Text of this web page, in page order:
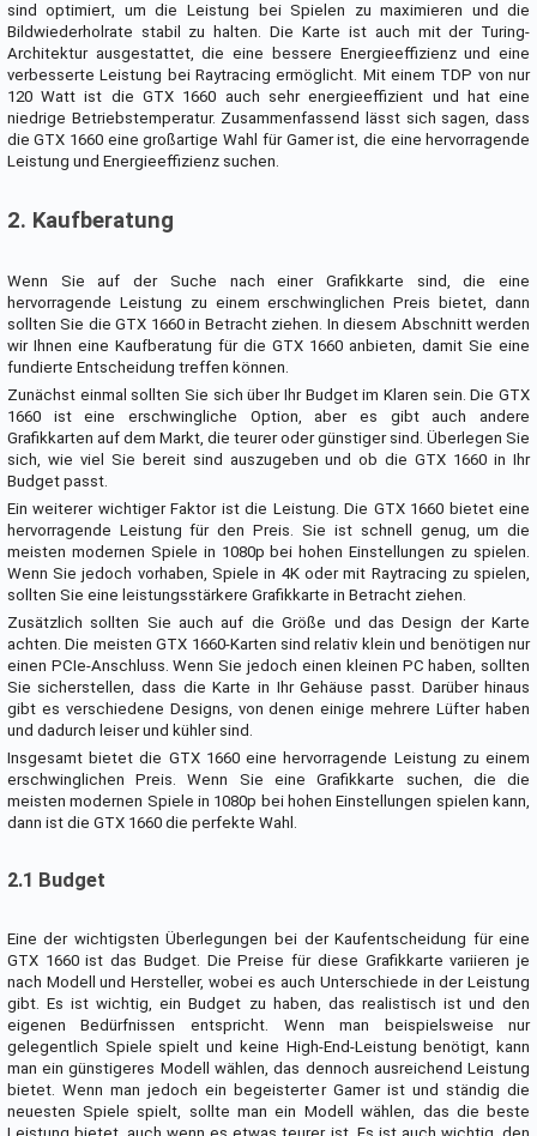
sind optimiert, um die Leistung bei Spielen zu maximieren und die
Bildwiederholrate stabil zu halten. Die Karte ist auch mit der Turing-
Architektur ausgestattet, die eine bessere Energieeffizienz und eine
verbesserte Leistung bei Raytracing ermöglicht. Mit einem TDP von nur
120 Watt ist die GTX 1660 auch sehr energieeffizient und hat eine
niedrige Betriebstemperatur. Zusammenfassend lässt sich sagen, dass
die GTX 1660 eine großartige Wahl für Gamer ist, die eine hervorragende
Leistung und Energieeffizienz suchen.
2. Kaufberatung
Wenn Sie auf der Suche nach einer Grafikkarte sind, die eine
hervorragende Leistung zu einem erschwinglichen Preis bietet, dann
sollten Sie die GTX 1660 in Betracht ziehen. In diesem Abschnitt werden
wir Ihnen eine Kaufberatung für die GTX 1660 anbieten, damit Sie eine
fundierte Entscheidung treffen können.
Zunächst einmal sollten Sie sich über Ihr Budget im Klaren sein. Die GTX
1660 ist eine erschwingliche Option, aber es gibt auch andere
Grafikkarten auf dem Markt, die teurer oder günstiger sind. Überlegen Sie
sich, wie viel Sie bereit sind auszugeben und ob die GTX 1660 in Ihr
Budget passt.
Ein weiterer wichtiger Faktor ist die Leistung. Die GTX 1660 bietet eine
hervorragende Leistung für den Preis. Sie ist schnell genug, um die
meisten modernen Spiele in 1080p bei hohen Einstellungen zu spielen.
Wenn Sie jedoch vorhaben, Spiele in 4K oder mit Raytracing zu spielen,
sollten Sie eine leistungsstärkere Grafikkarte in Betracht ziehen.
Zusätzlich sollten Sie auch auf die Größe und das Design der Karte
achten. Die meisten GTX 1660-Karten sind relativ klein und benötigen nur
einen PCIe-Anschluss. Wenn Sie jedoch einen kleinen PC haben, sollten
Sie sicherstellen, dass die Karte in Ihr Gehäuse passt. Darüber hinaus
gibt es verschiedene Designs, von denen einige mehrere Lüfter haben
und dadurch leiser und kühler sind.
Insgesamt bietet die GTX 1660 eine hervorragende Leistung zu einem
erschwinglichen Preis. Wenn Sie eine Grafikkarte suchen, die die
meisten modernen Spiele in 1080p bei hohen Einstellungen spielen kann,
dann ist die GTX 1660 die perfekte Wahl.
2.1 Budget
Eine der wichtigsten Überlegungen bei der Kaufentscheidung für eine
GTX 1660 ist das Budget. Die Preise für diese Grafikkarte variieren je
nach Modell und Hersteller, wobei es auch Unterschiede in der Leistung
gibt. Es ist wichtig, ein Budget zu haben, das realistisch ist und den
eigenen Bedürfnissen entspricht. Wenn man beispielsweise nur
gelegentlich Spiele spielt und keine High-End-Leistung benötigt, kann
man ein günstigeres Modell wählen, das dennoch ausreichend Leistung
bietet. Wenn man jedoch ein begeisterter Gamer ist und ständig die
neuesten Spiele spielt, sollte man ein Modell wählen, das die beste